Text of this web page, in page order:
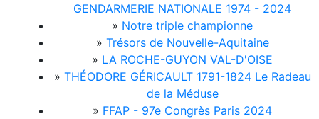
GENDARMERIE NATIONALE 1974 - 2024
» Notre triple championne
» Trésors de Nouvelle-Aquitaine
» LA ROCHE-GUYON VAL-D'OISE
» THÉODORE GÉRICAULT 1791-1824 Le Radeau
de la Méduse
» FFAP - 97e Congrès Paris 2024